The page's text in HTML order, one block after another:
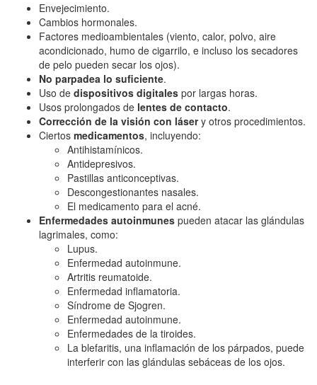
Envejecimiento.
Cambios hormonales.
Factores medioambientales (viento, calor, polvo, aire
acondicionado, humo de cigarrilo, e incluso los secadores
de pelo pueden secar los ojos).
No parpadea lo suficiente.
Uso de dispositivos digitales por largas horas.
Usos prolongados de lentes de contacto.
Corrección de la visión con lásery otros procedimientos.
Ciertos medicamentos, incluyendo:
Antihistamínicos.
Antidepresivos.
Pastillas anticonceptivas.
Descongestionantes nasales.
El medicamento para el acné.
Enfermedades autoinmunes pueden atacar las glándulas
lagrimales, como:
Lupus.
Enfermedad autoinmune.
Artritis reumatoide.
Enfermedad inflamatoria.
Síndrome de Sjogren.
Enfermedad autoinmune.
Enfermedades de la tiroides.
La blefaritis, una inflamación de los párpados, puede
interferir con las glándulas sebáceas de los ojos.